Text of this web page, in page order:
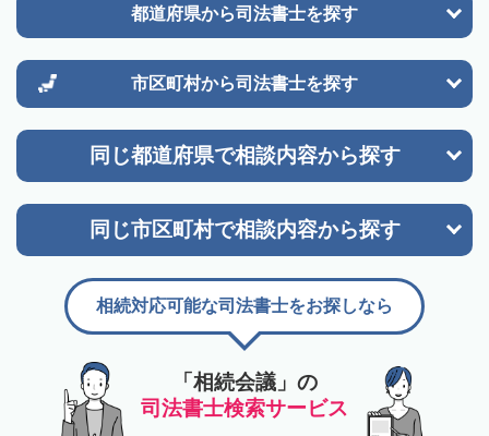
都道府県から司法書士を探す
市区町村から司法書士を探す
同じ都道府県で相談内容から探す
同じ市区町村で相談内容から探す
「相続会議」の
司法書士検索サービス
相続対応可能な司法書士をお探しなら